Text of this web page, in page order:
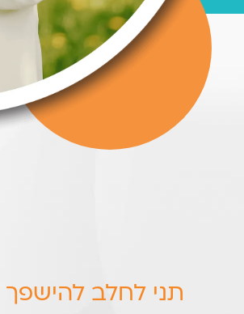
תני לחלב